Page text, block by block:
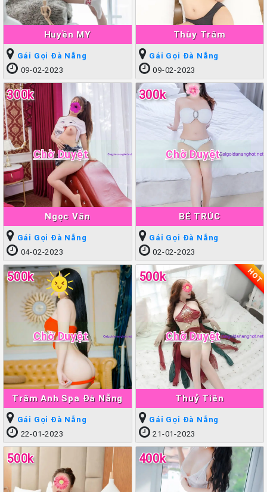
Huyền MY
Gái Gọi Đà Nẵng
09-02-2023
Thùy Trâm
Gái Gọi Đà Nẵng
09-02-2023
Ngọc Vân
300k
Chờ Duyệt
Gái Gọi Đà Nẵng
04-02-2023
BÉ TRÚC
300k
Chờ Duyệt
Gái Gọi Đà Nẵng
02-02-2023
Trâm Anh Spa Đà Nẵng
500k
Chờ Duyệt
Gái Gọi Đà Nẵng
22-01-2023
Thuỷ Tiên
500k HOT
Chờ Duyệt
Gái Gọi Đà Nẵng
21-01-2023
500k 400k